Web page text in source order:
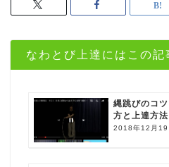
なわとび上達にはこの記
縄跳びのコ
方と上達方
2018年12月19